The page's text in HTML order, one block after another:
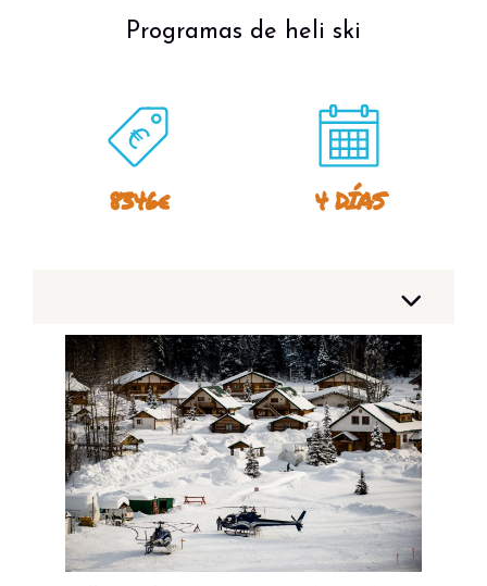
Programas de heli ski
8346€ 4 DÍAS